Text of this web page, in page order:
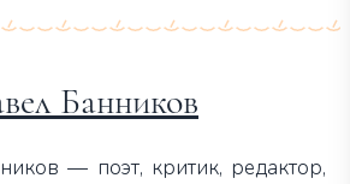
Банников
— поэт, критик, редактор,